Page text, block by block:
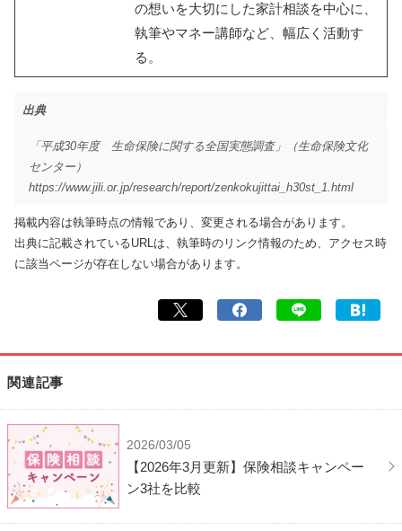
の想いを大切にした家計相談を中心に、
執筆やマネー講師など、幅広く活動す
る。
出典
「平成30年度 生命保険に関する全国実態調査」（生命保険文化
センター）
https://www.jili.or.jp/research/report/zenkokujittai_h30st_1.html
掲載内容は執筆時点の情報であり、変更される場合があります。
出典に記載されているURLは、執筆時のリンク情報のため、アクセス時
に該当ページが存在しない場合があります。
関連記事
2026/03/05
【2026年3月更新】保険相談キャンペー
ン3社を比較